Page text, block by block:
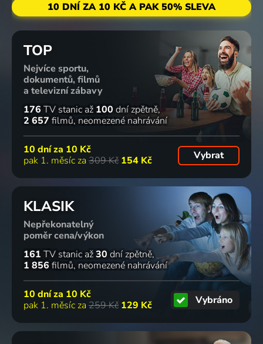
10 DNÍ ZA 10 KČ A PAK 50% SLEVA
TOP
Nejvíce sportu,
dokumentů, filmů
a televizní zábavy
176 TV stanic až 100 dní zpětně
2 657 filmů neomezené nahrávání
10 dní za 10 Kč
pak 1. měsíc za 309 Kč 154 Kč Vybrat
KLASIK
Nepřekonatelný
poměr cena/výkon
161 TV stanic až30 dní zpětně
1 856 filmů neomezené nahrávání
10 dní za 10 Kč
pak 1. měsíc za 259 Kč 129 Kč Vybráno